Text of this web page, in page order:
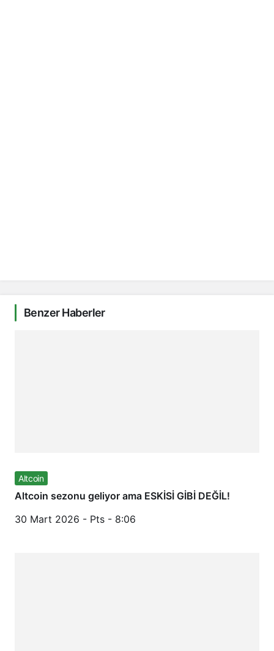
Benzer Haberler
Altcoin
Altcoin sezonu geliyor ama ESKİSİ GİBİ DEĞİL!
30 Mart 2026 - Pts - 8:06